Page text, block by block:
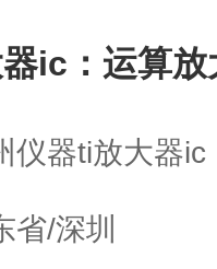
ic：运算
仪器ti放大器
省/深圳